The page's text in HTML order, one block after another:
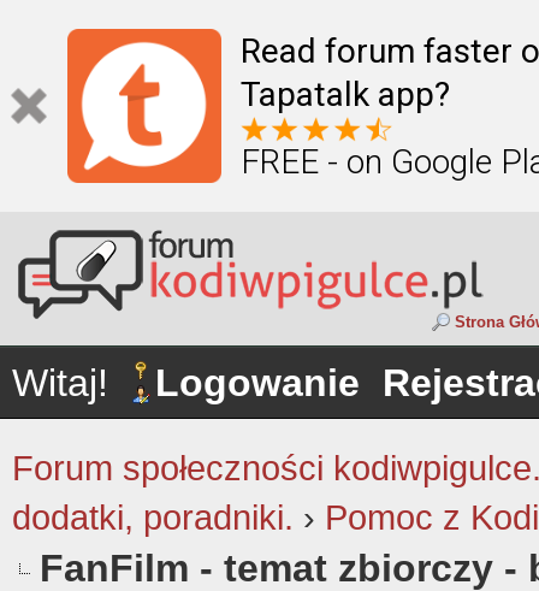
Read forum faster
Tapatalk app?
FREE - on Google
Strona
Witaj! Logowanie
Forum społeczności
dodatki, poradniki. › Pomoc z Kodi
FanFilm - temat zbiorczy -